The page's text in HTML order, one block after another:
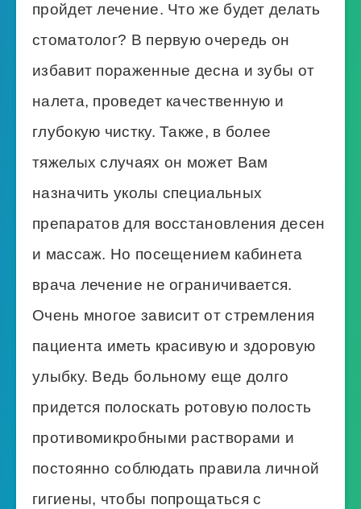
пройдет лечение. Что же будет делать
стоматолог? В первую очередь он
избавит пораженные десна и зубы от
налета, проведет качественную и
глубокую чистку. Также, в более
тяжелых случаях он может Вам
назначить уколы специальных
препаратов для восстановления десен
и массаж. Но посещением кабинета
врача лечение не ограничивается.
Очень многое зависит от стремления
пациента иметь красивую и здоровую
улыбку. Ведь больному еще долго
придется полоскать ротовую полость
противомикробными растворами и
постоянно соблюдать правила личной
гигиены, чтобы попрощаться с